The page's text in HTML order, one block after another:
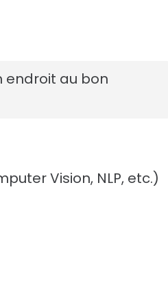
endroit au bon
Vision, NLP, etc.)